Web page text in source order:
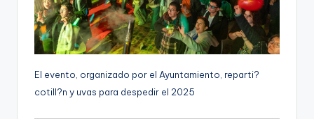
El evento, organizado por el Ayuntamiento, reparti?
cotill?n y uvas para despedir el 2025